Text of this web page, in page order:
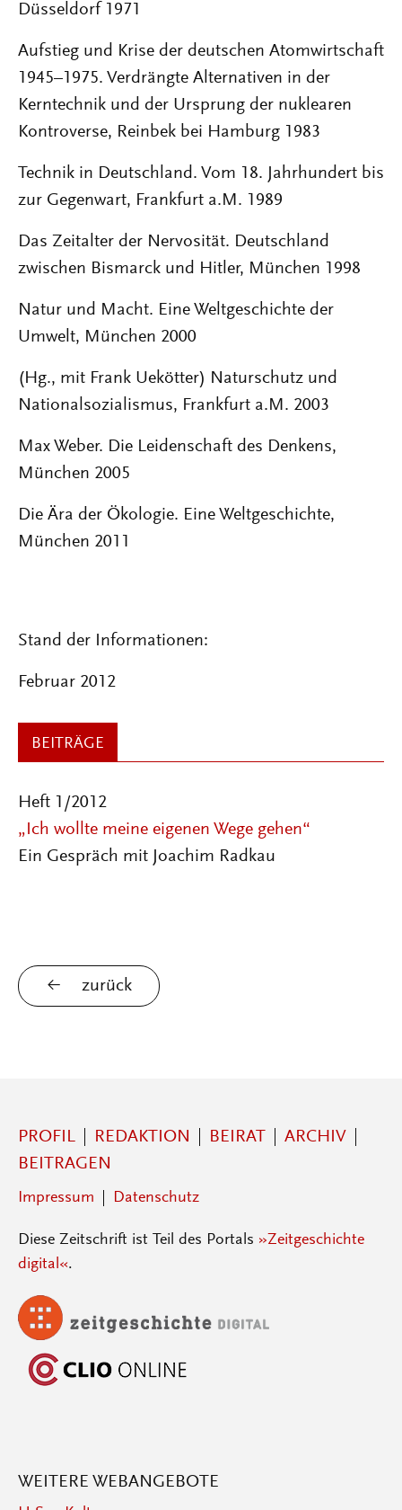
Düsseldorf 1971
Aufstieg und Krise der deutschen Atomwirtschaft
1945–1975. Verdrängte Alternativen in der
Kerntechnik und der Ursprung der nuklearen
Kontroverse, Reinbek bei Hamburg 1983
Technik in Deutschland. Vom 18. Jahrhundert bis
zur Gegenwart, Frankfurt a.M. 1989
Das Zeitalter der Nervosität. Deutschland
zwischen Bismarck und Hitler, München 1998
Natur und Macht. Eine Weltgeschichte der
Umwelt, München 2000
(Hg., mit Frank Uekötter) Naturschutz und
Nationalsozialismus, Frankfurt a.M. 2003
Max Weber. Die Leidenschaft des Denkens,
München 2005
Die Ära der Ökologie. Eine Weltgeschichte,
München 2011
Stand der Informationen:
Februar 2012
BEITRÄGE
Heft 1/2012
„Ich wollte meine eigenen Wege gehen“
Ein Gespräch mit Joachim Radkau
zurück
PROFIL REDAKTION BEIRAT
ARCHIV
BEITRAGEN
Impressum Datenschutz
Diese Zeitschrift ist Teil des Portals »Zeitgeschichte
digital«.
WEITERE WEBANGEBOTE